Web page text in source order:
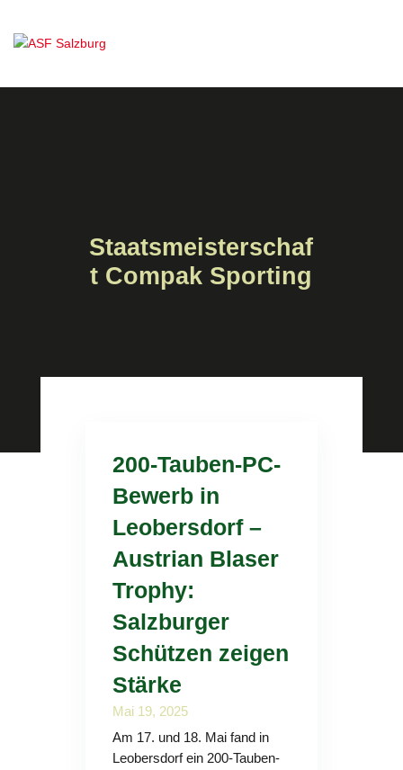
Staatsmeisterschaf
t Compak Sporting
200-Tauben-PC-
Bewerb in
Leobersdorf –
Austrian Blaser
Trophy:
Salzburger
Schützen zeigen
Stärke
Mai 19, 2025
Am 17. und 18. Mai fand in
Leobersdorf ein 200-Tauben-